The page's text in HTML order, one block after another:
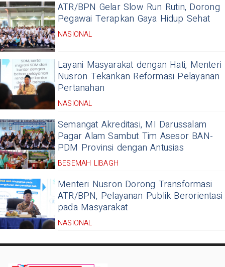
ATR/BPN Gelar Slow Run Rutin, Dorong
Pegawai Terapkan Gaya Hidup Sehat
NASIONAL
Layani Masyarakat dengan Hati, Menteri
Nusron Tekankan Reformasi Pelayanan
Pertanahan
NASIONAL
Semangat Akreditasi, MI Darussalam
Pagar Alam Sambut Tim Asesor BAN-
PDM Provinsi dengan Antusias
BESEMAH LIBAGH
Menteri Nusron Dorong Transformasi
ATR/BPN, Pelayanan Publik Berorientasi
pada Masyarakat
NASIONAL